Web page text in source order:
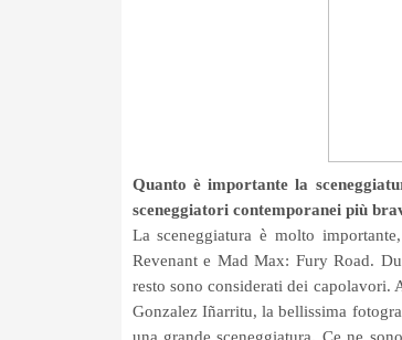
Quanto è importante la
sceneggiatori contemporanei più
La sceneggiatura è molto
Revenant e Mad Max: Fury Road.
resto sono considerati dei capolavori.
Gonzalez Iñarritu, la bellissima